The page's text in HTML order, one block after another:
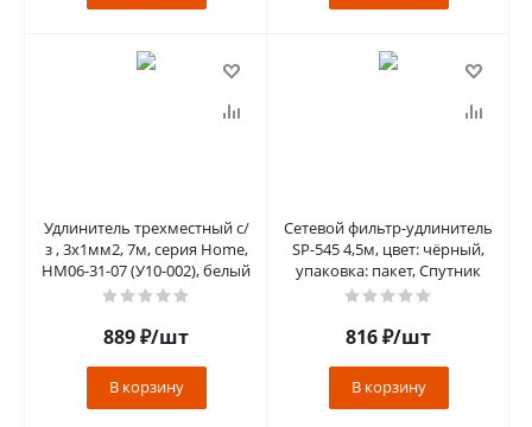
Удлинитель трехместный с/
з , 3x1мм2, 7м, серия Home,
HM06-31-07 (У10-002), белый
889₽/шт
В корзину
Сетевой фильтр-удлинитель
SP-545 4,5м, цвет: чёрный,
упаковка: пакет, Спутник
816₽/шт
В корзину